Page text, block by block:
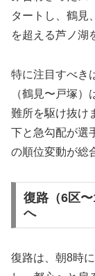
タートし、鶴見
を超える芦ノ湖
特に注目すべき
（鶴見〜戸塚
難所を駆け抜け
下と急勾配が選
の順位変動が総
復路（6区
へ
復路は、朝8時